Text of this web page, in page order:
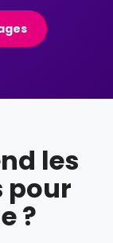
les
pour
?